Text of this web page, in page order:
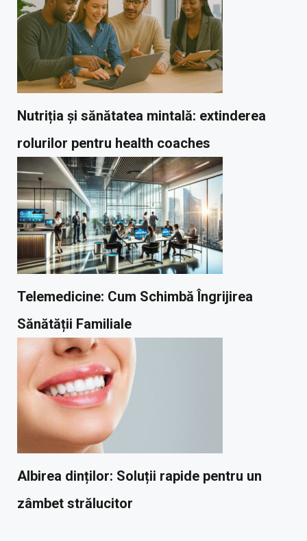
Nutriția și sănătatea mintală: extinderea
rolurilor pentru health coaches
Telemedicine: Cum Schimbă Îngrijirea
Sănătății Familiale
Albirea dinților: Soluții rapide pentru un
zâmbet strălucitor